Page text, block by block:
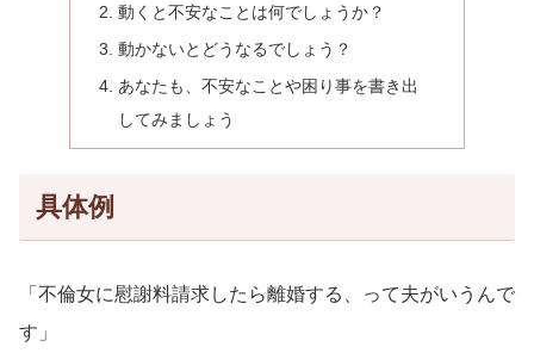
動くと不安なことは何でしょうか？
動かないとどうなるでしょう？
あなたも、不安なことや困り事を書き出
してみましょう
具体例
「不倫女に慰謝料請求したら離婚する、って夫がいうんで
す」